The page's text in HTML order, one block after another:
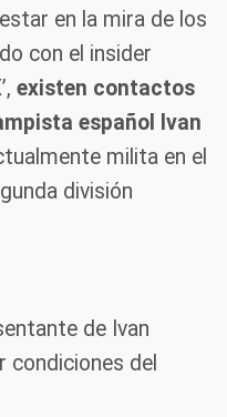
en la mira de los
con el insider
existen contactos
español Ivan
milita en el
división
de Ivan
del